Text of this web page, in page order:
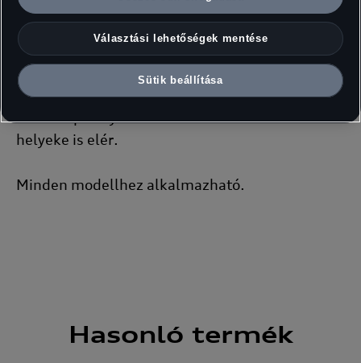
ablaktörlő lapátok biztosítják a tiszta látómezőt
. Ennek érdekében a jégkaparóba egy külön
integrált tisztítóberendzés került beépítésre. A
hóseprű segítségével egyszerűen tisztíthatja le
járművéről a havat. A meghosszabbítható
helyeke is elér.
Minden modellhez alkalmazható.
Hasonló termék
Választási lehetőségek mentése
Sütik beállítása